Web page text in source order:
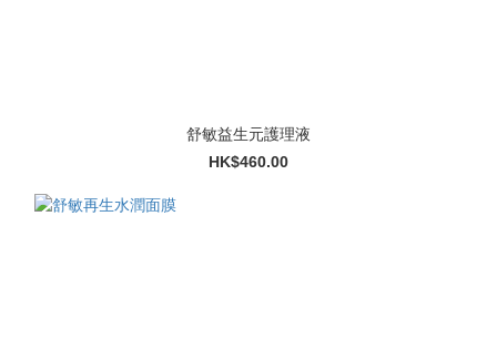
舒敏益生元護理液
HK$460.00